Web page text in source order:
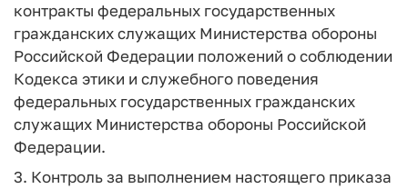
контракты федеральных государственных
гражданских служащих Министерства обороны
Российской Федерации положений о соблюдении
Кодекса этики и служебного поведения
федеральных государственных гражданских
служащих Министерства обороны Российской
Федерации.
3. Контроль за выполнением настоящего приказа